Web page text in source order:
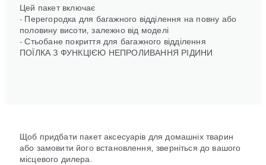
Цей пакет включає
- Перегородка для багажного відділення на повну або
половину висоти, залежно від моделі
- Стьобане покриття для багажного відділення
ПОЇЛКА З ФУНКЦІЄЮ НЕПРОЛИВАННЯ РІДИНИ
Щоб придбати пакет аксесуарів для домашніх тварин
або замовити його встановлення, зверніться до вашого
місцевого дилера.